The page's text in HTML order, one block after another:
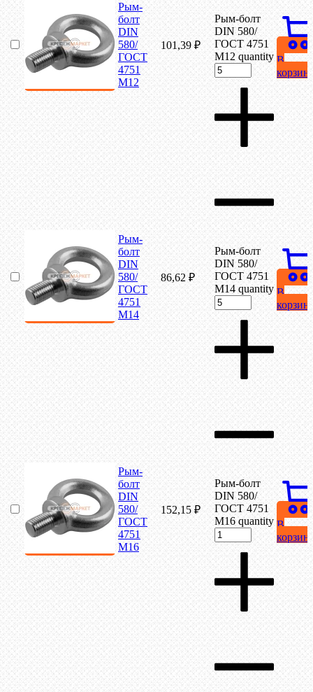
Рым-
болт
DIN
580/
ГОСТ
4751
М12
101,39 ₽
Рым-болт
DIN 580/
ГОСТ 4751
М12 quantity В
Рым-
болт
DIN
580/
ГОСТ
4751
М14
86,62 ₽
Рым-болт
DIN 580/
ГОСТ 4751
М14 quantity В
Рым-
болт
DIN
580/
ГОСТ
4751
М16
152,15 ₽
Рым-болт
DIN 580/
ГОСТ 4751
М16 quantity В